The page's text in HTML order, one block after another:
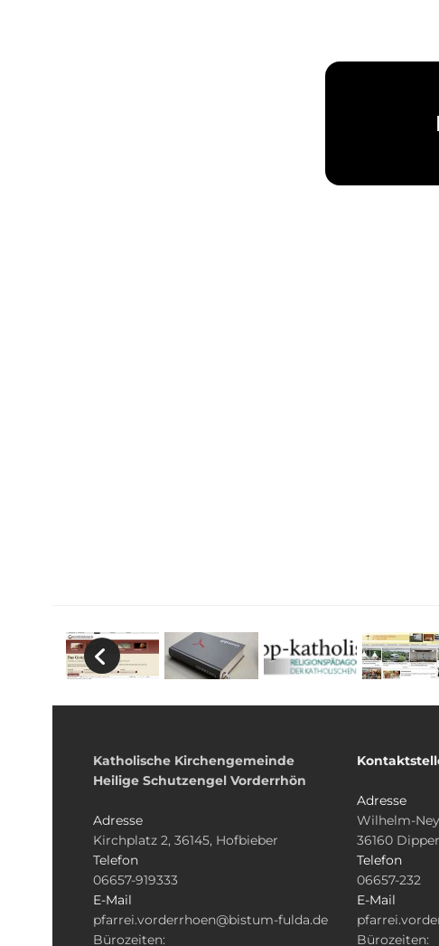
Katholische Kirchengemeinde
Heilige Schutzengel Vorderrhön
Adresse
Kirchplatz 2, 36145, Hofbieber
Telefon
06657-919333
E-Mail
pfarrei.vorderrhoen@bistum-fulda.de
Bürozeiten:
Adresse
Wilhelm-
36160
Telefon
06657-232
E-Mail
Bürozeiten: